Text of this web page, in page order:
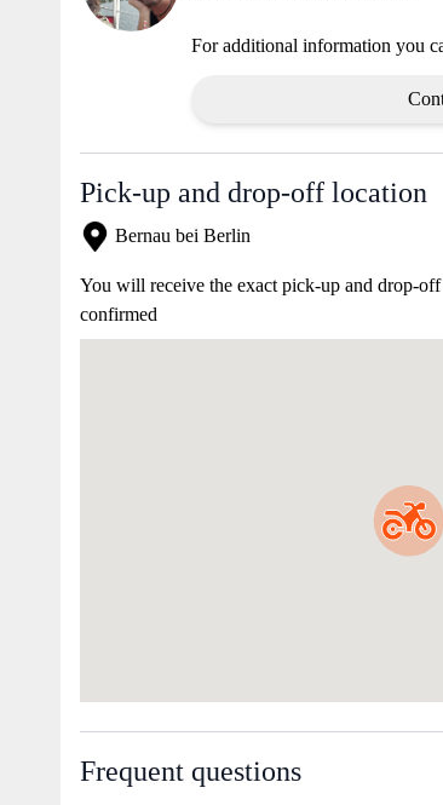
For additional information you
Pick-up and drop-off location
Bernau bei Berlin
You will receive the exact pick-up and drop-off
confirmed
Frequent questions